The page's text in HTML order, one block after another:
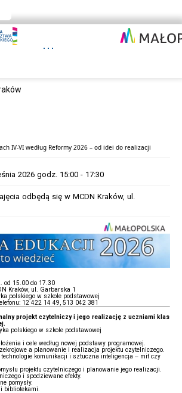
IV-VI według Reformy 2026 – od idei do realizacji
2026 godz. 15:00 - 17:30
odbędą się w MCDN Kraków, ul.
od 15.00 do 17.30
Kraków, ul. Garbarska 1
polskiego w szkole podstawowej
12 422 14 49, 513 042 381
projekt czytelniczy i jego realizację z uczniami klas
polskiego w szkole podstawowej
i cele według nowej podstawy programowej.
a planowanie i realizacja projektu czytelniczego.
technologie komunikacji i sztuczna inteligencja – mit czy
projektu czytelniczego i planowanie jego realizacji.
i spodziewane efekty.
pomysły.
bibliotekami.